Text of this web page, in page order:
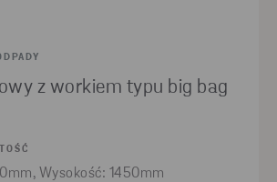
z workiem typu big bag
Wysokość: 1450mm